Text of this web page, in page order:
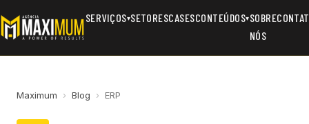
SERVIÇOS▾SETORESCASESCONTEÚDOS▾SOBRE
NÓS
Maximum › Blog › ERP